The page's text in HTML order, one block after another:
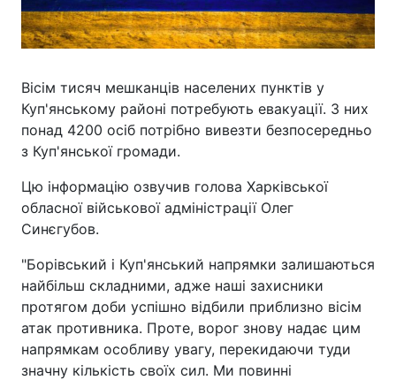
Вісім тисяч мешканців населених пунктів у
Куп'янському районі потребують евакуації. З них
понад 4200 осіб потрібно вивезти безпосередньо
з Куп'янської громади.
Цю інформацію озвучив голова Харківської
обласної військової адміністрації Олег
Синєгубов.
"Борівський і Куп'янський напрямки залишаються
найбільш складними, адже наші захисники
протягом доби успішно відбили приблизно вісім
атак противника. Проте, ворог знову надає цим
напрямкам особливу увагу, перекидаючи туди
значну кількість своїх сил. Ми повинні